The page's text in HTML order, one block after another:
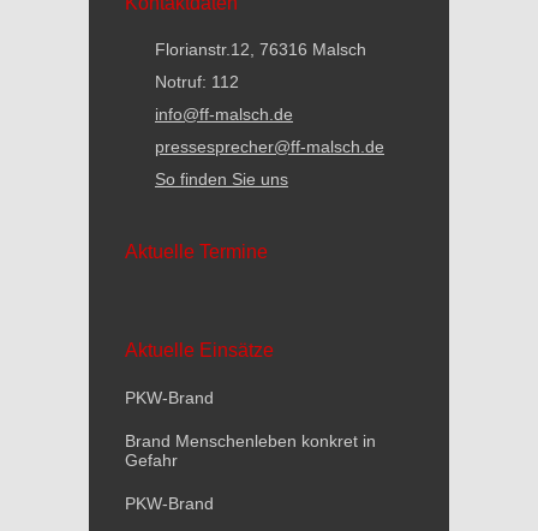
Florianstr.12, 76316 Malsch
Notruf: 112
info@ff-malsch.de
pressesprecher@ff-malsch.de
So finden Sie uns
Aktuelle Termine
Aktuelle Einsätze
PKW-Brand
Brand Menschenleben konkret in
Gefahr
PKW-Brand